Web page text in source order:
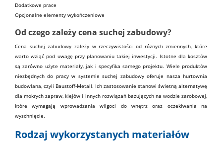
Dodatkowe prace
Opcjonalne elementy wykończeniowe
Od czego zależy cena suchej zabudowy?
Cena suchej zabudowy zależy w rzeczywistości od różnych zmiennych, które
warto wziąć pod uwagę przy planowaniu takiej inwestycji. Istotne dla kosztów
są zarówno użyte materiały, jak i specyfika samego projektu. Wiele produktów
niezbędnych do pracy w systemie suchej zabudowy oferuje nasza hurtownia
budowlana, czyli Baustoff-Metall. Ich zastosowanie stanowi świetną alternatywę
dla mokrychzapraw,klejów i innych rozwiązań bazujących na wodzie zarobowej,
które wymagają wprowadzania wilgoci do wnętrz oraz oczekiwania na
wyschnięcie.
Rodzaj wykorzystanych materiałów